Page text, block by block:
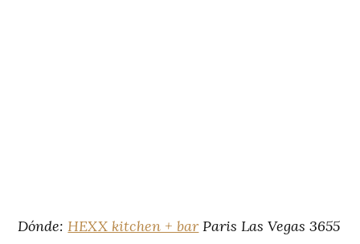
Dónde: HEXX kitchen + bar Paris Las Vegas 3655